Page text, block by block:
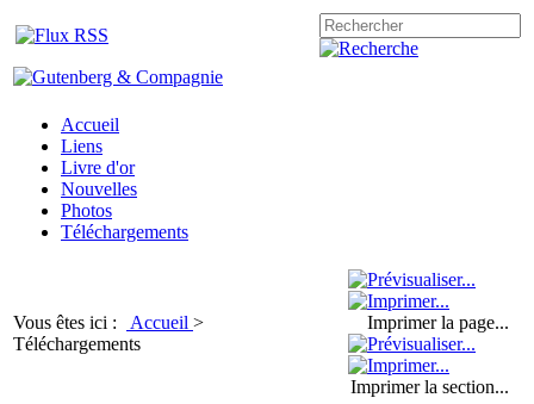
Accueil
Liens
Livre d'or
Nouvelles
Photos
Téléchargements
Vous êtes ici : Accueil >
Téléchargements
Imprimer la page...
Imprimer la section...